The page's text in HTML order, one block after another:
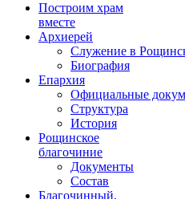
Построим храм
вместе
Архиерей
Служение в
Биография
Епархия
Официальные
Структура
История
Рощинское
благочиние
Документы
Состав
Благочинный,